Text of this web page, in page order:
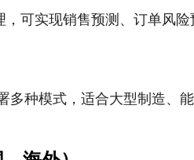
，可实现销售预测、订单风
多种模式，适合大型制造、